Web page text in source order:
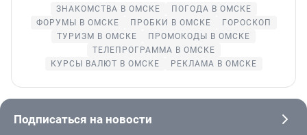
ЗНАКОМСТВА В ОМСКЕ
ПОГОДА В ОМСКЕ
ФОРУМЫ В ОМСКЕ
ПРОБКИ В ОМСКЕ
ГОРОСКОП
ТУРИЗМ В ОМСКЕ
ПРОМОКОДЫ В ОМСКЕ
ТЕЛЕПРОГРАММА В ОМСКЕ
КУРСЫ ВАЛЮТ В ОМСКЕ
РЕКЛАМА В ОМСКЕ
Подписаться на новости